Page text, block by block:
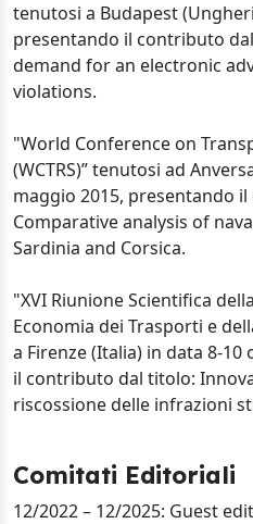
tenutosi a Budapest
presentando il contributo
demand for an electronic
violations.
"World Conference on
(WCTRS)” tenutosi ad
maggio 2015, presentando
Comparative analysis of
Sardinia and Corsica.
"XVI Riunione Scientifica
Economia dei Trasporti e
a Firenze (Italia) in data 8-
il contributo dal titolo:
riscossione delle infrazioni
Comitati Editoriali
12/2022 – 12/2025: Guest